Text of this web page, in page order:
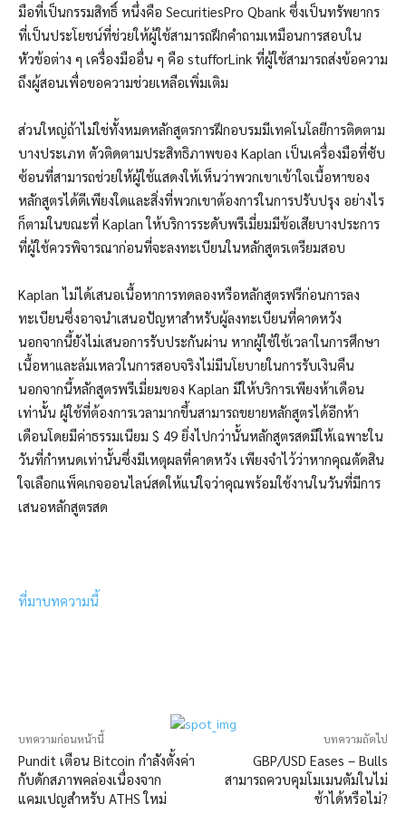
มือที่เป็นกรรมสิทธิ์ หนึ่งคือ SecuritiesPro Qbank ซึ่งเป็นทรัพยากร
ที่เป็นประโยชน์ที่ช่วยให้ผู้ใช้สามารถฝึกคำถามเหมือนการสอบใน
หัวข้อต่าง ๆ เครื่องมืออื่น ๆ คือ stufforLink ที่ผู้ใช้สามารถส่งข้อความ
ถึงผู้สอนเพื่อขอความช่วยเหลือเพิ่มเติม
ส่วนใหญ่ถ้าไม่ใช่ทั้งหมดหลักสูตรการฝึกอบรมมีเทคโนโลยีการติดตาม
บางประเภท ตัวติดตามประสิทธิภาพของ Kaplan เป็นเครื่องมือที่ซับ
ซ้อนที่สามารถช่วยให้ผู้ใช้แสดงให้เห็นว่าพวกเขาเข้าใจเนื้อหาของ
หลักสูตรได้ดีเพียงใดและสิ่งที่พวกเขาต้องการในการปรับปรุง อย่างไร
ก็ตามในขณะที่ Kaplan ให้บริการระดับพรีเมี่ยมมีข้อเสียบางประการ
ที่ผู้ใช้ควรพิจารณาก่อนที่จะลงทะเบียนในหลักสูตรเตรียมสอบ
Kaplan ไม่ได้เสนอเนื้อหาการทดลองหรือหลักสูตรฟรีก่อนการลง
ทะเบียนซึ่งอาจนำเสนอปัญหาสำหรับผู้ลงทะเบียนที่คาดหวัง
นอกจากนี้ยังไม่เสนอการรับประกันผ่าน หากผู้ใช้ใช้เวลาในการศึกษา
เนื้อหาและล้มเหลวในการสอบจริงไม่มีนโยบายในการรับเงินคืน
นอกจากนี้หลักสูตรพรีเมี่ยมของ Kaplan มีให้บริการเพียงห้าเดือน
เท่านั้น ผู้ใช้ที่ต้องการเวลามากขึ้นสามารถขยายหลักสูตรได้อีกห้า
เดือนโดยมีค่าธรรมเนียม $ 49 ยิ่งไปกว่านั้นหลักสูตรสดมีให้เฉพาะใน
วันที่กำหนดเท่านั้นซึ่งมีเหตุผลที่คาดหวัง เพียงจำไว้ว่าหากคุณตัดสิน
ใจเลือกแพ็คเกจออนไลน์สดให้แน่ใจว่าคุณพร้อมใช้งานในวันที่มีการ
เสนอหลักสูตรสด
ที่มาบทความนี้
บทความก่อนหน้านี้
Pundit เตือน Bitcoin กำลังตั้งค่า
กับดักสภาพคล่องเนื่องจาก
แคมเปญสำหรับ ATHS ใหม่
บทความถัดไป
GBP/USD Eases – Bulls
สามารถควบคุมโมเมนตัมในไม่
ช้าได้หรือไม่?